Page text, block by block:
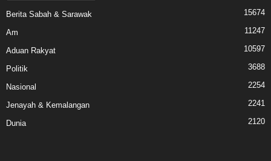
Berita Sabah & Sarawak 15674
Am 11247
Aduan Rakyat 10597
Politik 3688
Nasional 2254
Jenayah & Kemalangan 2241
Dunia 2120